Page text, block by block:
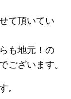
て頂いてい
も地元！の
ございます。
。